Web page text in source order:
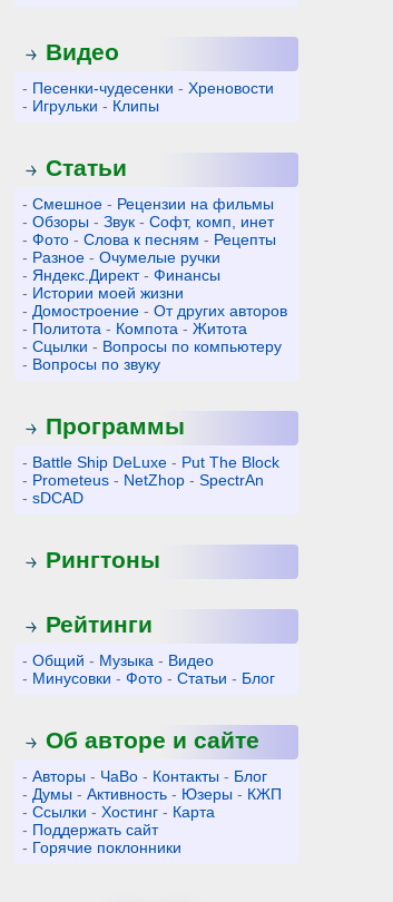
Видео
- Песенки-чудесенки -Хреновости
- Игрульки - Клипы
Статьи
-Смешное - Рецензии на фильмы
-Обзоры -Звук -Софт, комп, инет
-Фото -Слова к песням - Рецепты
- Разное -Очумелые ручки
- Яндекс.Директ-Финансы
- Истории моей жизни
- Домостроение -От других авторов
- Политота - Компота -Житота
-Сцылки - Вопросы по компьютеру
- Вопросы по звуку
Программы
- Battle Ship DeLuxe - Put The Block
- Prometeus - NetZhop -SpectrAn
-sDCAD
Рингтоны
Рейтинги
-Общий - Музыка - Видео
- Минусовки -Фото -Статьи - Блог
Об авторе и сайте
-Авторы - ЧаВо - Контакты - Блог
- Думы -Активность - Юзеры - КЖП
-Ссылки -Хостинг - Карта
- Поддержать сайт
- Горячие поклонники